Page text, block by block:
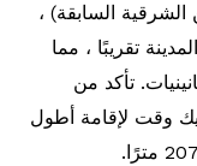
السابقة) ،
تقريبًا ، مما
تأكد من
وقت لإقامة أطول